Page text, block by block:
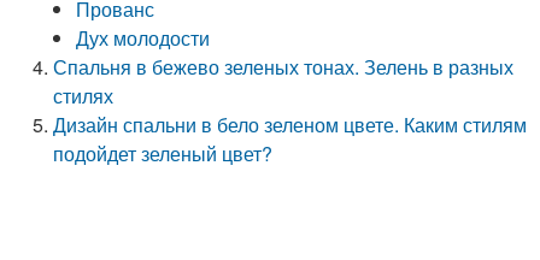
Прованс
Дух молодости
Спальня в бежево зеленых тонах. Зелень в разных
стилях
Дизайн спальни в бело зеленом цвете. Каким стилям
подойдет зеленый цвет?